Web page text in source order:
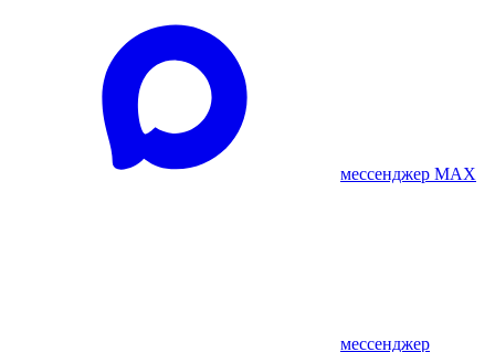
мессенджер MAX
мессенджер